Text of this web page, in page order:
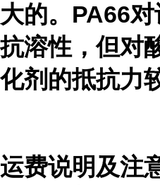
大的。PA66
抗溶性，但对
化剂的抵抗力
运费说明及注